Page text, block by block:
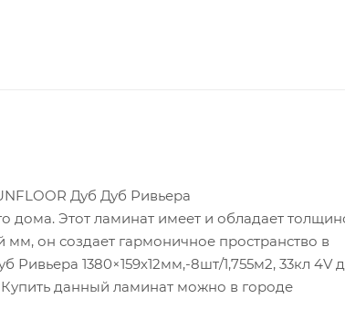
Дуб Дуб Ривьера
дома. Этот ламинат имеет и обладает
он создает гармоничное пространство в
1380×159х12мм,-8шт/1,755м2, 33кл 4V
Купить данный ламинат можно в городе